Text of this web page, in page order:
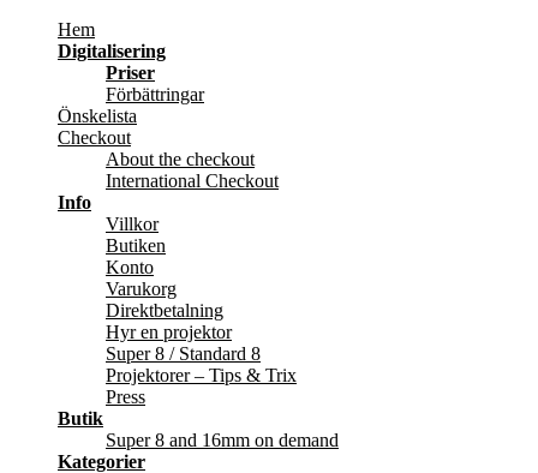
Hem
Digitalisering
Priser
Förbättringar
Önskelista
Checkout
About the checkout
International Checkout
Info
Villkor
Butiken
Konto
Varukorg
Direktbetalning
Hyr en projektor
Super 8 / Standard 8
Projektorer – Tips & Trix
Press
Butik
Super 8 and 16mm on demand
Kategorier